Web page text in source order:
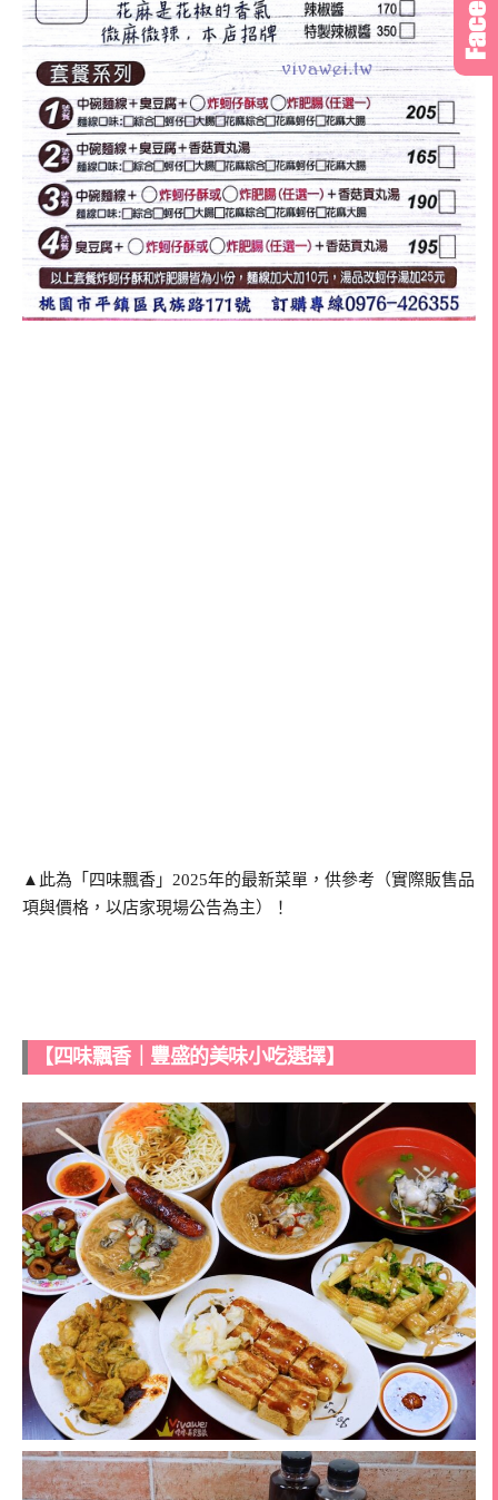
▲此為「四味飄香」2025年的最新菜單，供參考（實際販售品
項與價格，以店家現場公告為主）！
【四味飄香｜豐盛的美味小吃選擇】